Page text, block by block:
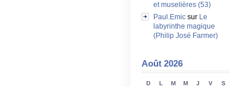
et muselières (53)
Paul.Emic sur Le
labyrinthe magique
(Philip José Farmer)
Août 2026
D L M M J V
S